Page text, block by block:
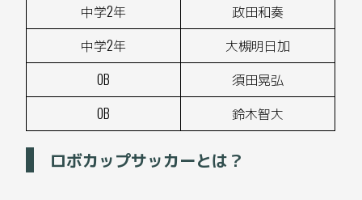
中学2年
政田和奏
中学2年
大槻明日加
OB
須田晃弘
OB
鈴木智大
ロボカップサッカーとは？